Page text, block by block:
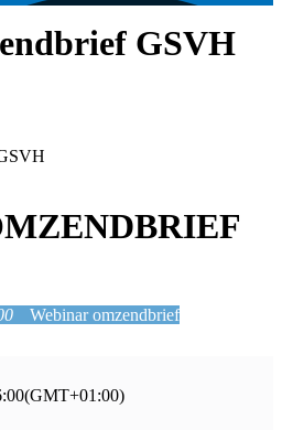
GSVH
Webinar omzendbrief
(GMT+01:00)